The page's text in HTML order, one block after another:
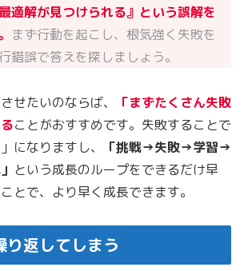
適解が見つけられる』という誤解を
まず行動を起こし、根気強く失敗を
錯誤で答えを探しましょう。
せたいのならば、
「まずたくさん失敗
ことがおすすめです。失敗することで
になりますし、
「挑戦→失敗→学習→
という成長のループをできるだけ早
とで、より早く成長できます。
り返してしまう